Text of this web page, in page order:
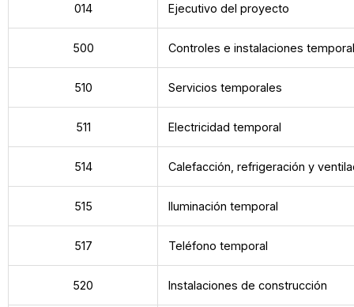
014 Ejecutivo del proyecto
500 Controles e instalaciones
510 Servicios temporales
511 Electricidad temporal
514 Calefacción, refrigeración y
515 Iluminación temporal
517 Teléfono temporal
520 Instalaciones de construcción